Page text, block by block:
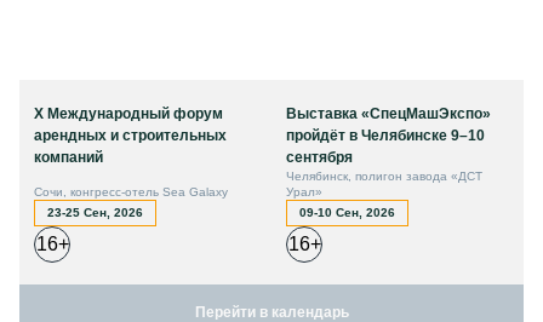
X Международный форум
арендных и строительных
компаний
Сочи, конгресс-отель Sea Galaxy
23-25 Сен, 2026
16+
Выставка «СпецМашЭкспо»
пройдёт в Челябинске 9–10
сентября
Челябинск, полигон завода «ДСТ
Урал»
09-10 Сен, 2026
16+
Перейти в календарь